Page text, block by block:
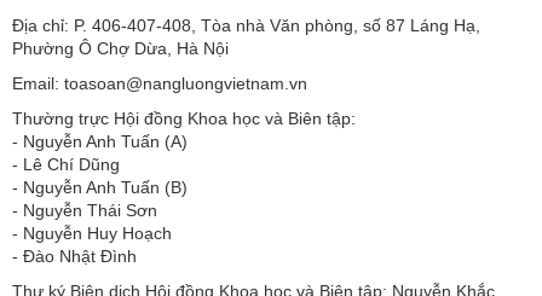
Địa chỉ: P. 406-407-408, Tòa nhà Văn phòng, số 87 Láng Hạ,
Phường Ô Chợ Dừa, Hà Nội
Email: toasoan@nangluongvietnam.vn
Thường trực Hội đồng Khoa học và Biên tập:
​​​​​​- Nguyễn Anh Tuấn (A)
- Lê Chí Dũng
- Nguyễn Anh Tuấn (B)
- Nguyễn Thái Sơn
- Nguyễn Huy Hoạch
- Đào Nhật Đình
Thư ký Biên dịch Hội đồng Khoa học và Biên tập: Nguyễn Khắc